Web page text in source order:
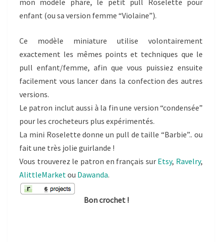
mon modèle phare, le petit pull Roselette pour
enfant (ou sa version femme “Violaine”).
Ce modèle miniature utilise volontairement
exactement les mêmes points et techniques que le
pull enfant/femme, afin que vous puissiez ensuite
facilement vous lancer dans la confection des autres
versions.
Le patron inclut aussi à la fin une version “condensée”
pour les crocheteurs plus expérimentés.
La mini Roselette donne un pull de taille “Barbie”.. ou
fait une très jolie guirlande !
Vous trouverez le patron en français sur Etsy, Ravelry,
AlittleMarketou Dawanda.
Bon crochet !